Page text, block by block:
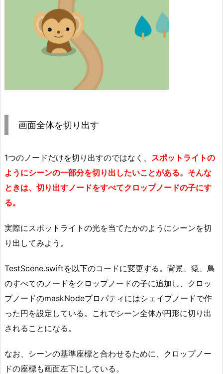
画面全体を切り出す
1つのノードだけを切り出すのではなく、 スポットライトの
ようにシーンの一部分を切り出したいことがある。そんな
ときは、切り出すノードをすべてクロップノードの子にす
る。
実際にスポットライトの光を当てたかのようにシーンを切
り出してみよう。
TestScene.swiftを以下のコードに変更する。背景、猿、鳥
のすべてのノードをクロップノードの子に追加し、クロッ
プノードのmaskNodeプロパティにはシェイプノードで作
った円を設定している。これでシーン全体が円形に切り出
されることになる。
なお、シーンの基準座標と合わせるために、クロップノー
ドの座標も画面左下にしている。